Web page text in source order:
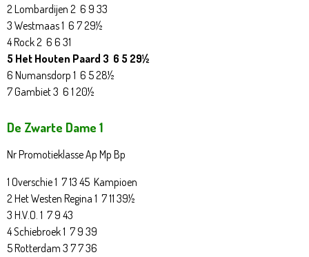
2 Lombardijen 2 6 9 33
3 Westmaas 1 6 7 29½
4 Rock 2 6 6 31
5 Het Houten Paard 3 6 5 29½
6 Numansdorp 1 6 5 28½
7 Gambiet 3 6 1 20½
De Zwarte Dame 1
Nr Promotieklasse Ap Mp Bp
1 Overschie 1 7 13 45 Kampioen
2 Het Westen Regina 1 7 11 39½
3 H.V.O. 1 7 9 43
4 Schiebroek 1 7 9 39
5 Rotterdam 3 7 7 36